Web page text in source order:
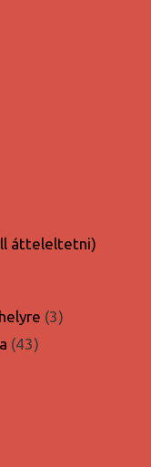
átteleltetni)
33
4343